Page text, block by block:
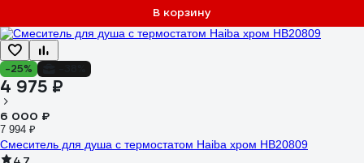
В корзину
-25%
4 975 ₽
6 000 ₽
7 994 ₽
Смеситель для душа с термостатом Haiba хром HB20809